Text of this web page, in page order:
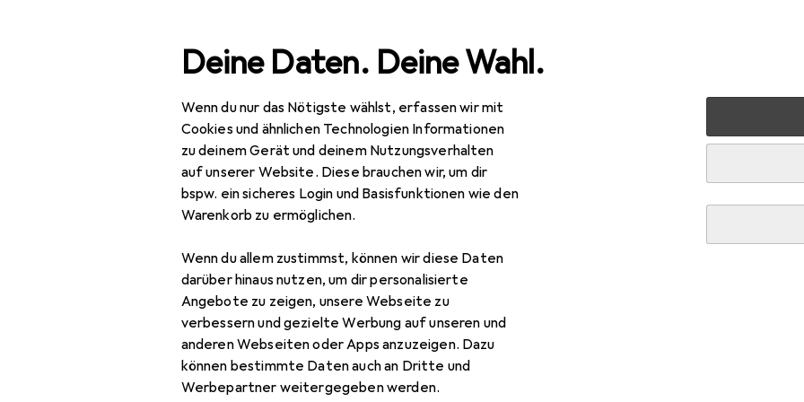
Deine Daten. Deine Wahl.
Wenn du nur das Nötigste wählst, erfassen wir mit
Cookies und ähnlichen Technologien Informationen
zu deinem Gerät und deinem Nutzungsverhalten
auf unserer Website. Diese brauchen wir, um dir
bspw. ein sicheres Login und Basisfunktionen wie den
Warenkorb zu ermöglichen.
Wenn du allem zustimmst, können wir diese Daten
darüber hinaus nutzen, um dir personalisierte
Angebote zu zeigen, unsere Webseite zu
verbessern und gezielte Werbung auf unseren und
anderen Webseiten oder Apps anzuzeigen. Dazu
können bestimmte Daten auch an Dritte und
Werbepartner weitergegeben werden.
Navigation nach Kategorien
Rohrverbindungstechnik
Gesamtsortiment Baumarkt + Garten Bad + Sanitär Zubehör